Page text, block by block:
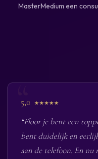
MasterMedium een
5,0 ★★★★★
“Floor je bent een
bent duidelijk en
aan de telefoon. En nu